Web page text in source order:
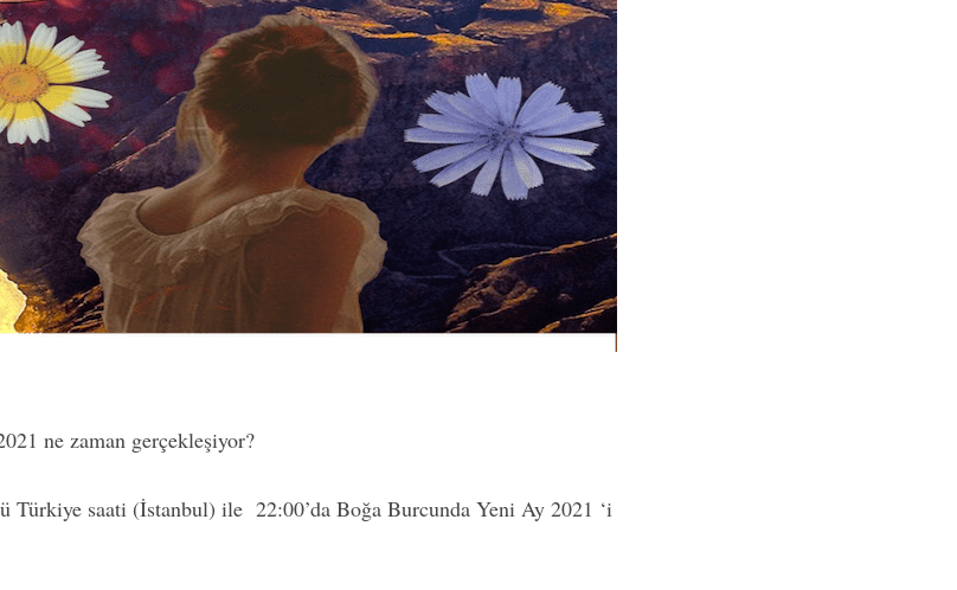
ne zaman gerçekleşiyor?
Türkiye saati (İstanbul) ile 22:00’da Boğa Burcunda Yeni Ay 2021 ‘i